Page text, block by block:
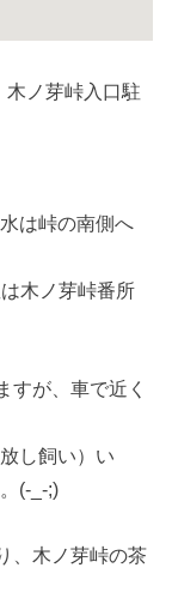
ノ芽峠入口駐
は峠の南側へ
木ノ芽峠番所
すが、車で近く
し飼い）い
(-_-;)
、木ノ芽峠の茶